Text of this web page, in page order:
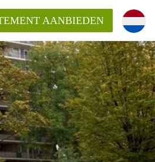
AANBIEDEN